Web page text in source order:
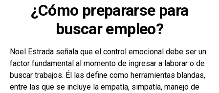
¿Cómo prepararse para
buscar empleo?
Noel Estrada señala que el control emocional debe ser un
factor fundamental al momento de ingresar a laborar o de
buscar trabajos. Él las define como herramientas blandas,
entre las que se incluye la empatía, simpatía, manejo de